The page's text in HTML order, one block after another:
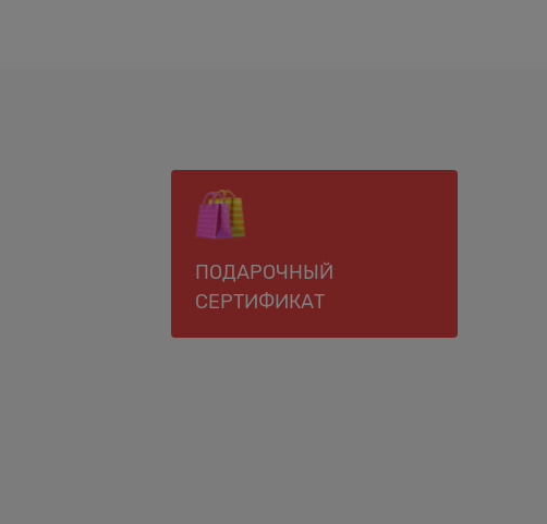
ПОДАРОЧНЫЙ
СЕРТИФИКАТ